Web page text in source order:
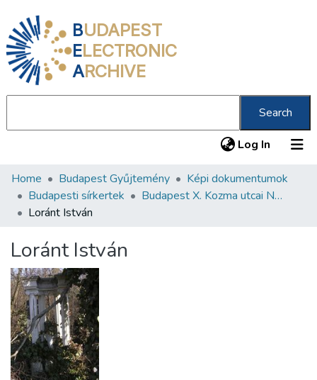
BUDAPEST
ELECTRONIC
ARCHIVE
Search
Log In (current)
Communities & Collections
All of DSpace
About us
Home Budapest Gyűjtemény
Képi dokumentumok
Budapesti sírkertek
Budapest X. Kozma utcai Neológ Zsidó Temető
Loránt István
Loránt István